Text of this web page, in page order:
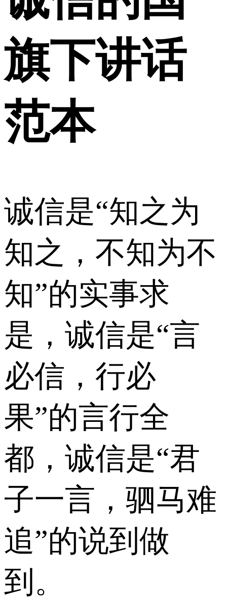
旗下讲话
范本
诚信是“知之为
知之，不知为不
知”的实事求
是，诚信是“言
必信，行必
果”的言行全
都，诚信是“君
子一言，驷马难
追”的说到做
到。